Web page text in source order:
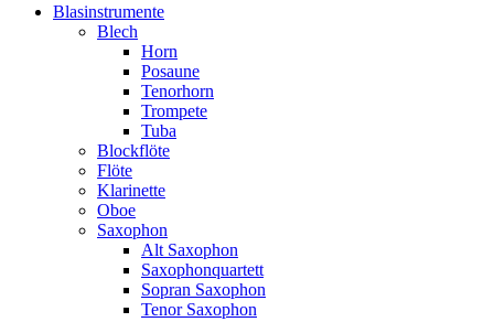
Blasinstrumente
Blech
Horn
Posaune
Tenorhorn
Trompete
Tuba
Blockflöte
Flöte
Klarinette
Oboe
Saxophon
Alt Saxophon
Saxophonquartett
Sopran Saxophon
Tenor Saxophon